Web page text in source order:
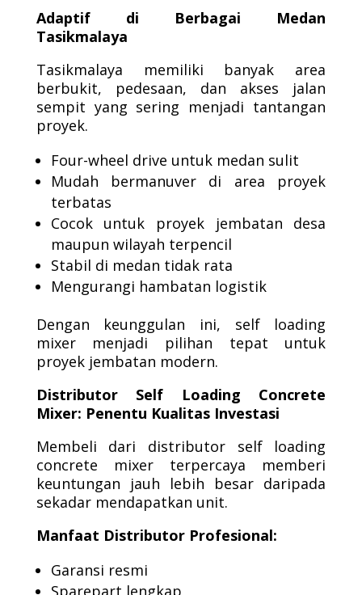
Adaptif di Berbagai Medan
Tasikmalaya
Tasikmalaya memiliki banyak area
berbukit, pedesaan, dan akses jalan
sempit yang sering menjadi tantangan
proyek.
Four-wheel drive untuk medan sulit
Mudah bermanuver di area proyek
terbatas
Cocok untuk proyek jembatan desa
maupun wilayah terpencil
Stabil di medan tidak rata
Mengurangi hambatan logistik
Dengan keunggulan ini, self loading
mixer menjadi pilihan tepat untuk
proyek jembatan modern.
Distributor Self Loading Concrete
Mixer: Penentu Kualitas Investasi
Membeli dari distributor self loading
concrete mixer terpercaya memberi
keuntungan jauh lebih besar daripada
sekadar mendapatkan unit.
Manfaat Distributor Profesional:
Garansi resmi
Sparepart lengkap